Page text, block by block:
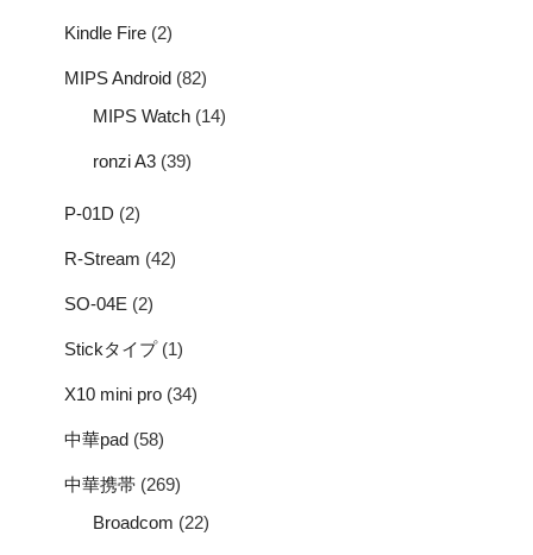
Kindle Fire (2)
MIPS Android (82)
MIPS Watch (14)
ronzi A3 (39)
P-01D (2)
R-Stream (42)
SO-04E (2)
Stickタイプ(1)
X10 mini pro (34)
中華pad (58)
中華携帯 (269)
Broadcom (22)